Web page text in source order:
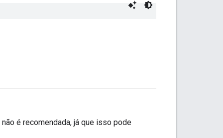
é recomendada, já que isso pode